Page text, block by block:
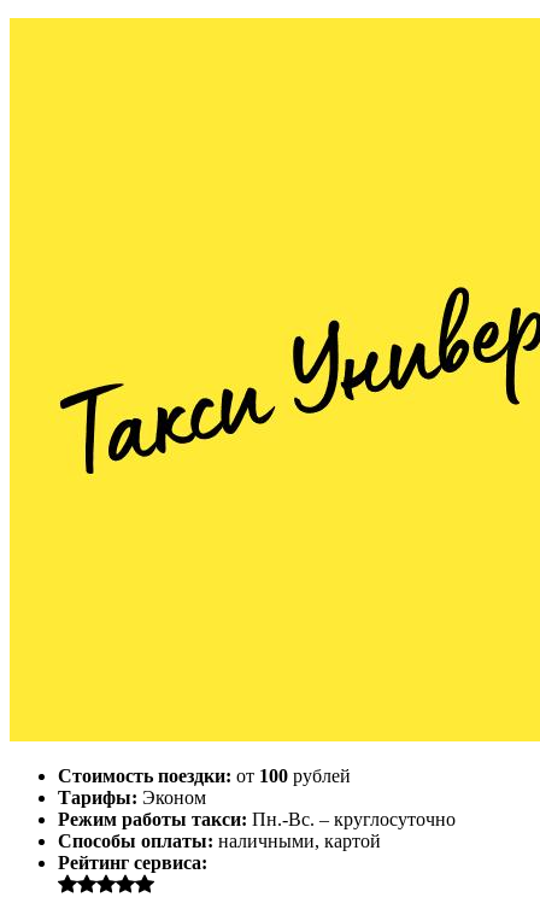
Стоимость поездки: от 100 рублей
Тарифы: Эконом
Режим работы такси: Пн.-Вс. – круглосуточно
Способы оплаты: наличными, картой
Рейтинг сервиса: